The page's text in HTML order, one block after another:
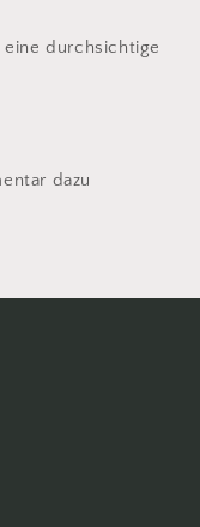
durchsichtige
dazu